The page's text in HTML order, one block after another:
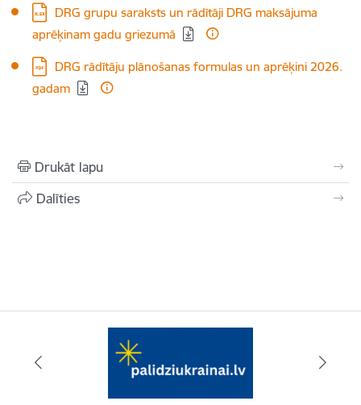
Lejupielādēt:
DRG grupu saraksts un rādītāji DRG maksājuma
aprēķinam gadu griezumā
Lejupielādēt:
DRG rādītāju plānošanas formulas un aprēķini 2026.
gadam
Drukāt lapu
Dalīties